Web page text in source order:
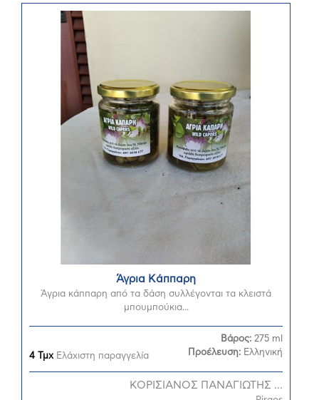
Άγρια Κάππαρη
Άγρια κάππαρη από τα δάση συλλέγονται τα κλειστά
μπουμπούκια...
4 ΤμχΕλάχιστη παραγγελία
Βάρος: 275 ml
Προέλευση: Ελληνική
ΚΟΡΙΣΙΑΝΟΣ ΠΑΝΑΓΙΩΤΗΣ ...